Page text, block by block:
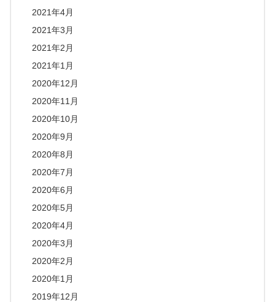
2021年4月
2021年3月
2021年2月
2021年1月
2020年12月
2020年11月
2020年10月
2020年9月
2020年8月
2020年7月
2020年6月
2020年5月
2020年4月
2020年3月
2020年2月
2020年1月
2019年12月